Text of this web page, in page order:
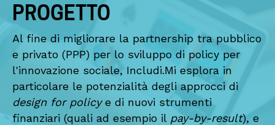
PROGETTO
Al fine di migliorare la partnership tra pubblico
e privato (PPP) per lo sviluppo di policy per
l'innovazione sociale, Includi.Mi esplora in
particolare le potenzialità degli approcci di
design for policye di nuovi strumenti
finanziari (quali ad esempio il pay-by-result), e